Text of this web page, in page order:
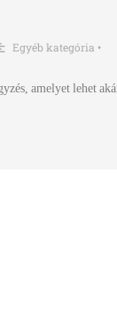
Egyéb kategória •
amelyet lehet